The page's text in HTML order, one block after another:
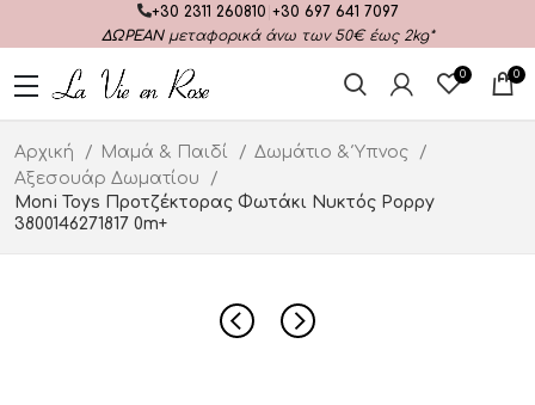
+30 2311 260810 +30 697 641 7097
ΔΩΡΕΑΝμεταφορικά άνω των 50€ έως 2kg*
0 0
Αρχική Μαμά & Παιδί
Δωμάτιο & Ύπνος
Αξεσουάρ Δωματίου
Moni Toys Προτζέκτορας Φωτάκι Νυκτός Poppy
3800146271817 0m+